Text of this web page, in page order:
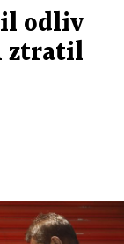
odliv
ztratil